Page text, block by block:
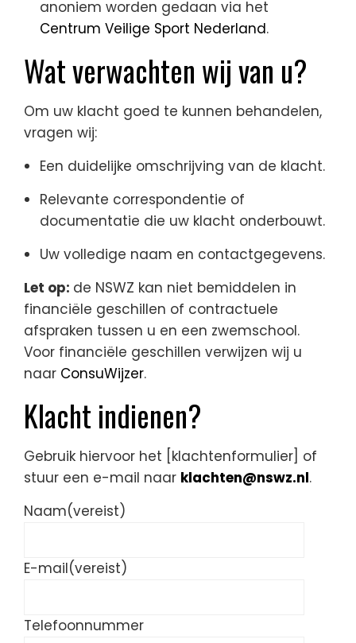
anoniem worden gedaan via het
Centrum Veilige Sport Nederland.
Wat verwachten wij van u?
Om uw klacht goed te kunnen behandelen,
vragen wij:
Een duidelijke omschrijving van de klacht.
Relevante correspondentie of
documentatie die uw klacht onderbouwt.
Uw volledige naam en contactgegevens.
Let op: de NSWZ kan niet bemiddelen in
financiële geschillen of contractuele
afspraken tussen u en een zwemschool.
Voor financiële geschillen verwijzen wij u
naar ConsuWijzer.
Klacht indienen?
Gebruik hiervoor het [klachtenformulier] of
stuur een e-mail naar klachten@nswz.nl.
Naam(vereist)
E-mail(vereist)
Telefoonnummer